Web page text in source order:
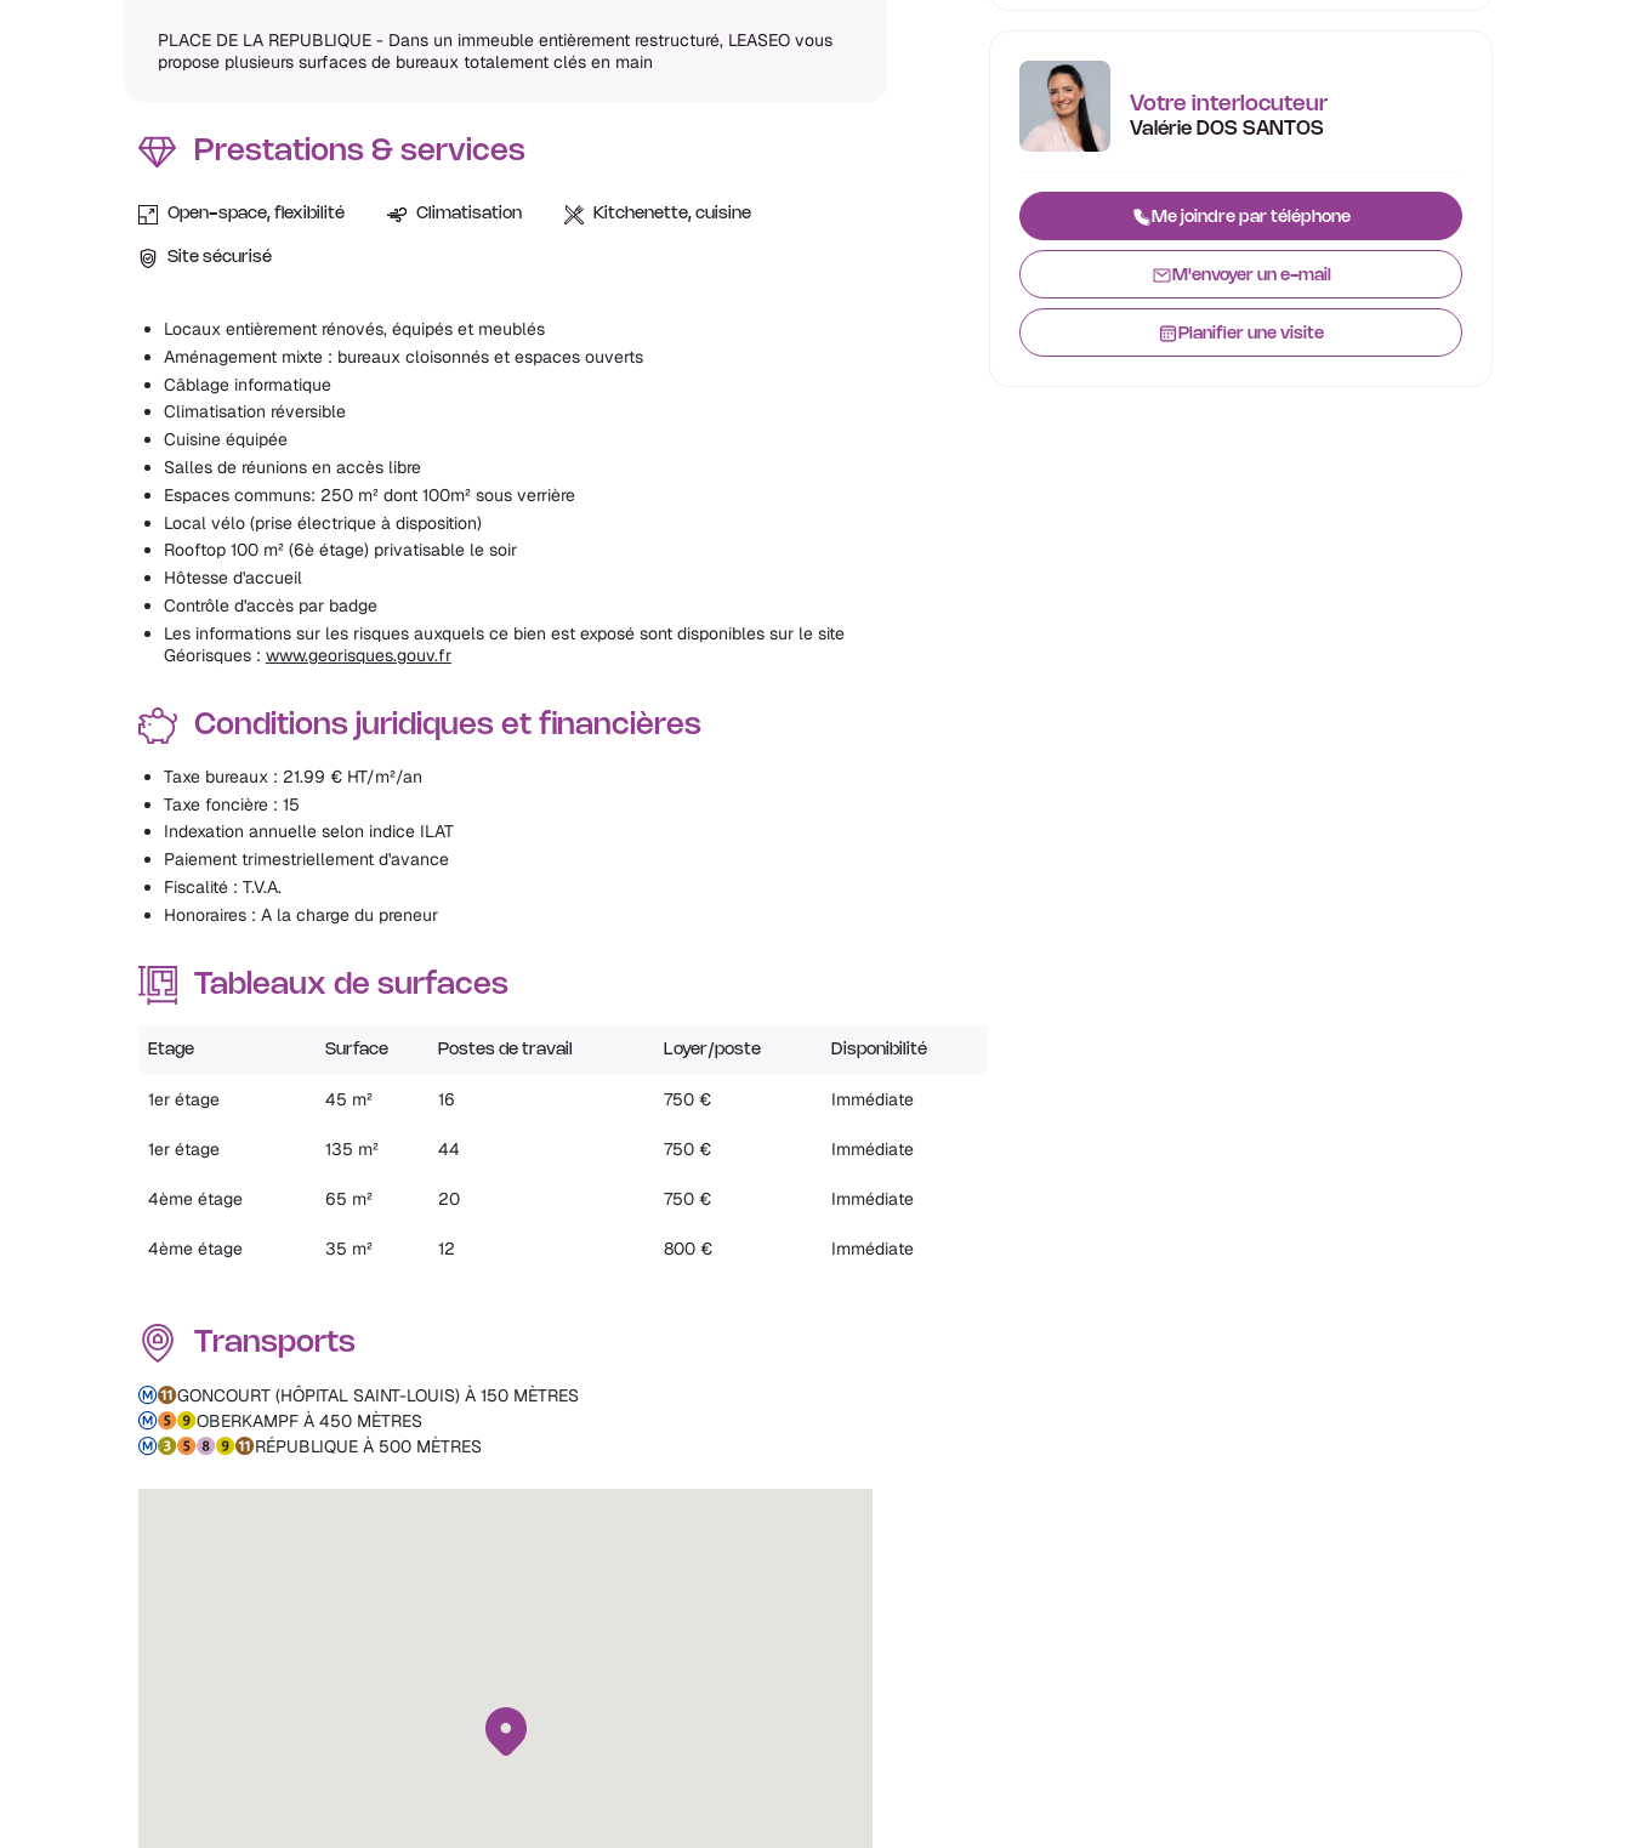
PLACE DE LA REPUBLIQUE - Dans un immeuble entièrement restructuré, LEASEO vous
propose plusieurs surfaces de bureaux totalement clés en main
Prestations & services
Open-space, flexibilité Climatisation Kitchenette, cuisine
Site sécurisé
Locaux entièrement rénovés, équipés et meublés
Aménagement mixte : bureaux cloisonnés et espaces ouverts
Câblage informatique
Climatisation réversible
Cuisine équipée
Salles de réunions en accès libre
Espaces communs: 250 m² dont 100m² sous verrière
Local vélo (prise électrique à disposition)
Rooftop 100 m² (6è étage) privatisable le soir
Hôtesse d'accueil
Contrôle d'accès par badge
Les informations sur les risques auxquels ce bien est exposé sont disponibles sur le site
Géorisques : www.georisques.gouv.fr
Conditions juridiques et financières
Taxe bureaux : 21.99 € HT/m²/an
Taxe foncière : 15
Indexation annuelle selon indice ILAT
Paiement trimestriellement d'avance
Fiscalité : T.V.A.
Honoraires : A la charge du preneur
Tableaux de surfaces
Etage Surface Postes de travail Loyer/poste Disponibilité
1er étage 45 m² 16 750 € Immédiate
1er étage 135 m² 44 750 € Immédiate
4ème étage 65 m² 20 750 € Immédiate
4ème étage 35 m² 12 800 € Immédiate
Transports
GONCOURT (HÔPITAL SAINT-LOUIS) À 150 MÈTRES
OBERKAMPF À 450 MÈTRES
RÉPUBLIQUE À 500 MÈTRES
Votre interlocuteur
Valérie DOS SANTOS
Me joindre par téléphone
M'envoyer un e-mail
Planifier une visite